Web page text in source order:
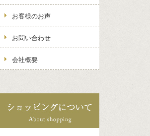
お客様のお声
お問い合わせ
会社概要